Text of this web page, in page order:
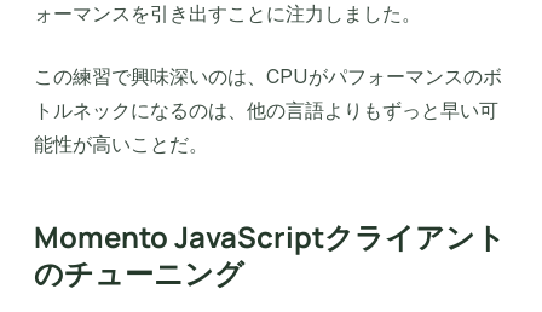
ォーマンスを引き出すことに注力しました。
この練習で興味深いのは、CPUがパフォーマンスのボ
トルネックになるのは、他の言語よりもずっと早い可
能性が高いことだ。
Momento JavaScriptクライアント
のチューニング